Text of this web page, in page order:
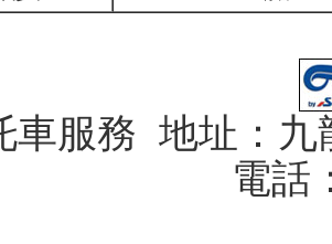
車服務 地址：
電話